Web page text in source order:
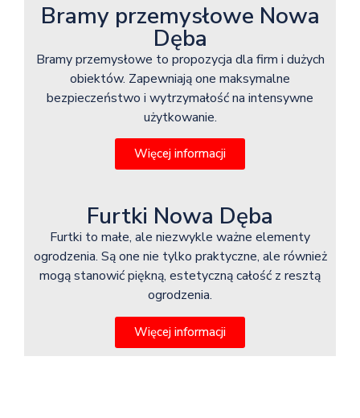
Bramy przemysłowe Nowa
Dęba
Bramy przemysłowe to propozycja dla firm i dużych
obiektów. Zapewniają one maksymalne
bezpieczeństwo i wytrzymałość na intensywne
użytkowanie.
Więcej informacji
Furtki Nowa Dęba
Furtki to małe, ale niezwykle ważne elementy
ogrodzenia. Są one nie tylko praktyczne, ale również
mogą stanowić piękną, estetyczną całość z resztą
ogrodzenia.
Więcej informacji